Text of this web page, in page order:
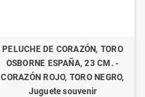
PELUCHE DE CORAZÓN, TORO
OSBORNE ESPAÑA, 23 CM. -
CORAZÓN ROJO, TORO NEGRO,
Juguete souvenir